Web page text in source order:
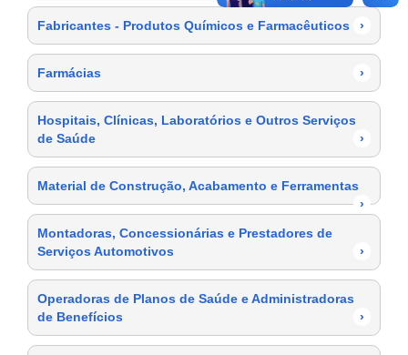
Fabricantes - Produtos Químicos e Farmacêuticos ›
Farmácias ›
Hospitais, Clínicas, Laboratórios e Outros Serviços
de Saúde
›
Material de Construção, Acabamento e Ferramentas
›
Montadoras, Concessionárias e Prestadores de
Serviços Automotivos
›
Operadoras de Planos de Saúde e Administradoras
de Benefícios
›